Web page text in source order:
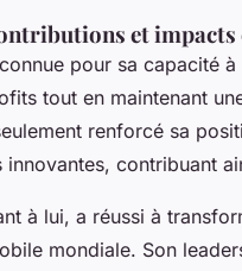
et
pour sa capacité à
tout en maintenant
renforcé sa
innovantes, contribuant
à lui, a réussi à
mondiale. Son